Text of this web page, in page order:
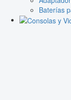
Baterías